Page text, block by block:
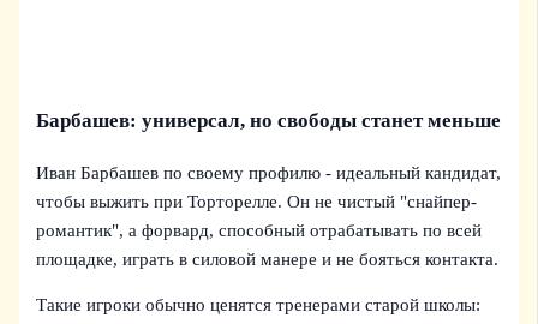
Барбашев: универсал, но свободы станет меньше
Иван Барбашев по своему профилю - идеальный кандидат,
чтобы выжить при Торторелле. Он не чистый "снайпер-
романтик", а форвард, способный отрабатывать по всей
площадке, играть в силовой манере и не бояться контакта.
Такие игроки обычно ценятся тренерами старой школы: